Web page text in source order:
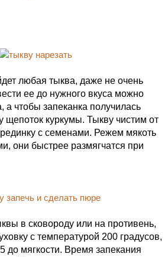
любая тыква, даже не очень
ее до нужного вкуса можно
а чтобы запеканка получилась
щепоток куркумы. Тыкву чистим от
с семенами. Режем мякоть
они быстрее размягчатся при
в сковороду или на противень,
с температурой 200 градусов,
до мягкости. Время запекания